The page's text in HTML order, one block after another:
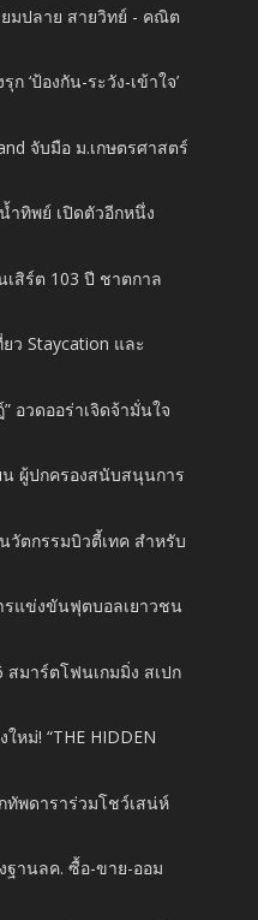
มปลาย สายวิทย์ - คณิต
ก ‘ป้องกัน-ระวัง-เข้าใจ’
จับมือ ม.เกษตรศาสตร์
ำทิพย์ เปิดตัวอีกหนึ่ง
เสิร์ต 103 ปี ชาตกาล
ยว Staycation และ
อวดออร่าเจิดจ้ามั่นใจ
ผู้ปกครองสนับสนุนการ
วัตกรรมบิวตี้เทค สำหรับ
รแข่งขันฟุตบอลเยาวชน
สมาร์ตโฟนเกมมิ่ง สเปก
หม่! “THE HIDDEN
ทัพดาราร่วมโชว์เสน่ห์
ฐานลค. ซื้อ-ขาย-ออม